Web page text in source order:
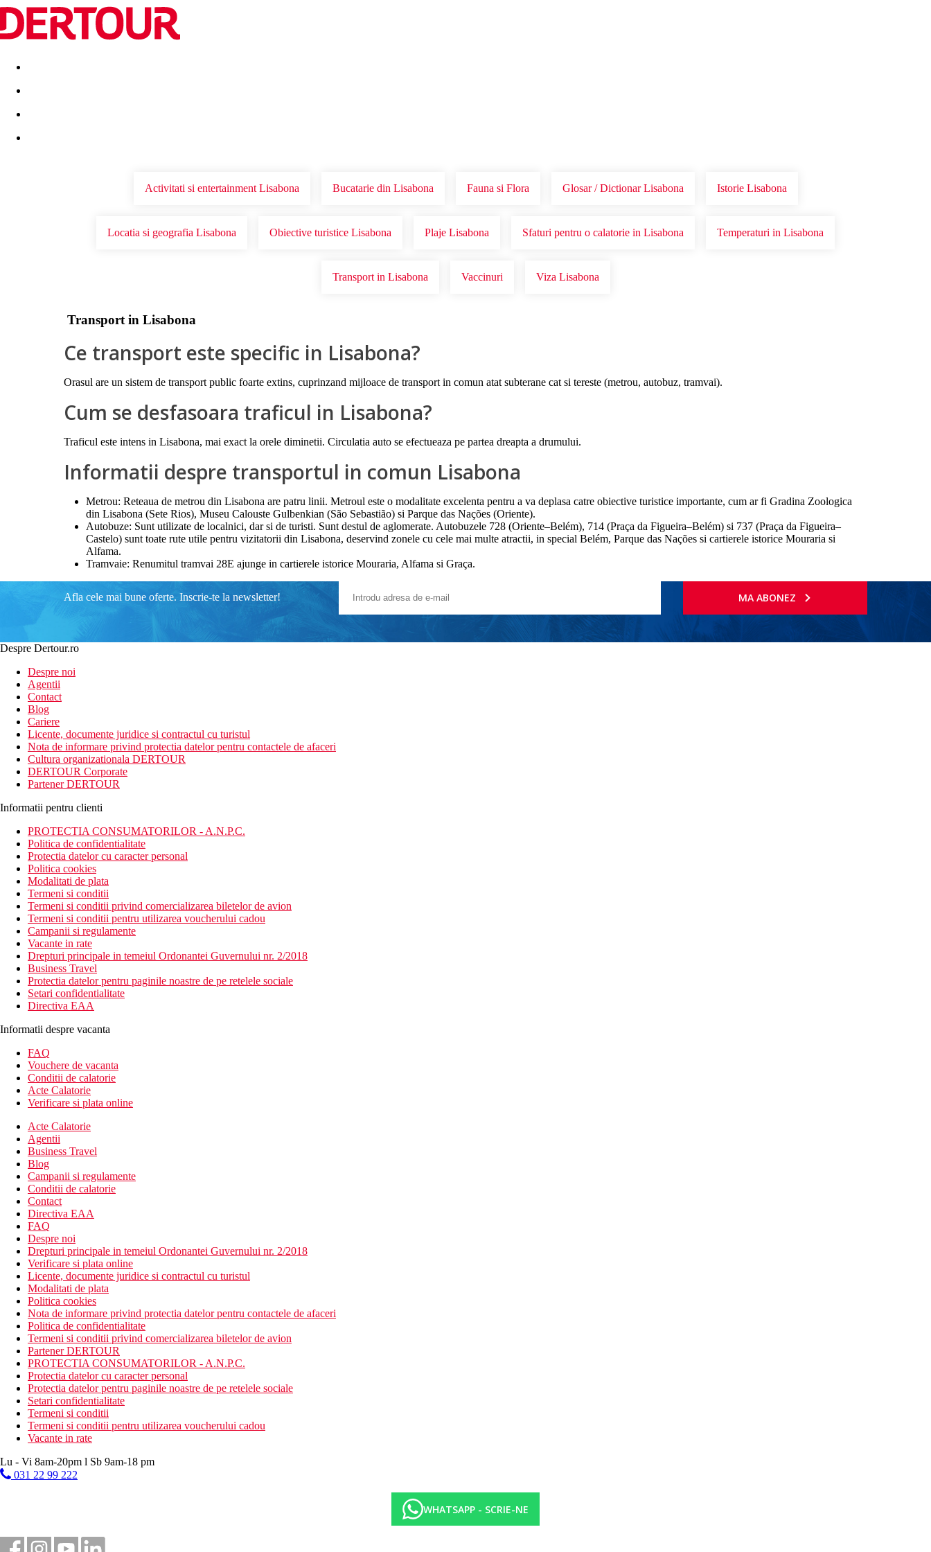
Destinatii Vacanta perfecta OFERTE DE NERATAT
Activitati si entertainment Lisabona Bucatarie din Lisabona Fauna si Flora Glosar / Dictionar Lisabona Istorie Lisabona
Locatia si geografia Lisabona Obiective turistice Lisabona Plaje Lisabona Sfaturi pentru o calatorie in Lisabona Temperaturi in Lisabona
Transport in Lisabona Vaccinuri Viza Lisabona
Transport in Lisabona
Ce transport este specific in Lisabona?
Orasul are un sistem de transport public foarte extins, cuprinzand mijloace de transport in comun atat subterane cat si tereste (metrou, autobuz, tramvai).
Cum se desfasoara traficul in Lisabona?
Traficul este intens in Lisabona, mai exact la orele diminetii. Circulatia auto se efectueaza pe partea dreapta a drumului.
Informatii despre transportul in comun Lisabona
Metrou: Reteaua de metrou din Lisabona are patru linii. Metroul este o modalitate excelenta pentru a va deplasa catre obiective turistice importante, cum ar fi Gradina Zoologica
din Lisabona (Sete Rios), Museu Calouste Gulbenkian (São Sebastião) si Parque das Nações (Oriente).
Autobuze: Sunt utilizate de localnici, dar si de turisti. Sunt destul de aglomerate. Autobuzele 728 (Oriente–Belém), 714 (Praça da Figueira–Belém) si 737 (Praça da Figueira–
Castelo) sunt toate rute utile pentru vizitatorii din Lisabona, deservind zonele cu cele mai multe atractii, in special Belém, Parque das Nações si cartierele istorice Mouraria si
Alfama.
Tramvaie: Renumitul tramvai 28E ajunge in cartierele istorice Mouraria, Alfama si Graça.
Afla cele mai bune oferte. Inscrie-te la newsletter! MA ABONEZ
Despre Dertour.ro
Despre noi
Agentii
Contact
Blog
Cariere
Licente, documente juridice si contractul cu turistul
Nota de informare privind protectia datelor pentru contactele de afaceri
Cultura organizationala DERTOUR
DERTOUR Corporate
Partener DERTOUR
Informatii pentru clienti
PROTECTIA CONSUMATORILOR - A.N.P.C.
Politica de confidentialitate
Protectia datelor cu caracter personal
Politica cookies
Modalitati de plata
Termeni si conditii
Termeni si conditii privind comercializarea biletelor de avion
Termeni si conditii pentru utilizarea voucherului cadou
Campanii si regulamente
Vacante in rate
Drepturi principale in temeiul Ordonantei Guvernului nr. 2/2018
Business Travel
Protectia datelor pentru paginile noastre de pe retelele sociale
Setari confidentialitate
Directiva EAA
Informatii despre vacanta
FAQ
Vouchere de vacanta
Conditii de calatorie
Acte Calatorie
Verificare si plata online
Acte Calatorie
Agentii
Business Travel
Blog
Campanii si regulamente
Conditii de calatorie
Contact
Directiva EAA
FAQ
Despre noi
Drepturi principale in temeiul Ordonantei Guvernului nr. 2/2018
Verificare si plata online
Licente, documente juridice si contractul cu turistul
Modalitati de plata
Politica cookies
Nota de informare privind protectia datelor pentru contactele de afaceri
Politica de confidentialitate
Termeni si conditii privind comercializarea biletelor de avion
Partener DERTOUR
PROTECTIA CONSUMATORILOR - A.N.P.C.
Protectia datelor cu caracter personal
Protectia datelor pentru paginile noastre de pe retelele sociale
Setari confidentialitate
Termeni si conditii
Termeni si conditii pentru utilizarea voucherului cadou
Vacante in rate
Lu - Vi 8am-20pm l Sb 9am-18 pm
031 22 99 222
WHATSAPP - SCRIE-NE